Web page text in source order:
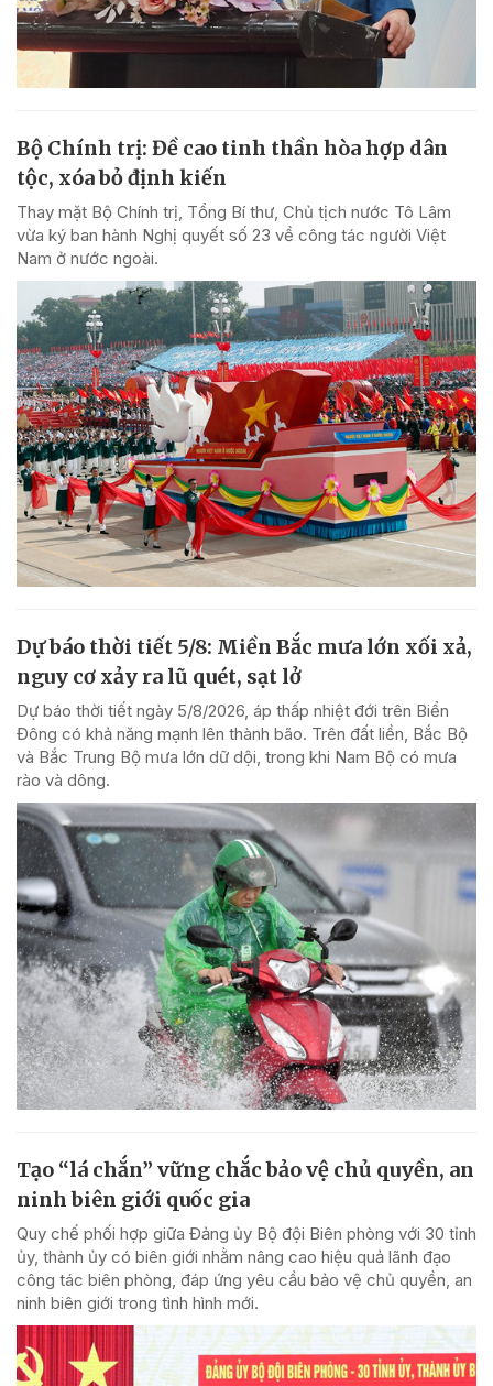
Bộ Chính trị: Đề cao tinh thần hòa hợp dân
tộc, xóa bỏ định kiến
Thay mặt Bộ Chính trị, Tổng Bí thư, Chủ tịch nước Tô Lâm
vừa ký ban hành Nghị quyết số 23 về công tác người Việt
Nam ở nước ngoài.
Dự báo thời tiết 5/8: Miền Bắc mưa lớn xối xả,
nguy cơ xảy ra lũ quét, sạt lở
Dự báo thời tiết ngày 5/8/2026, áp thấp nhiệt đới trên Biển
Đông có khả năng mạnh lên thành bão. Trên đất liền, Bắc Bộ
và Bắc Trung Bộ mưa lớn dữ dội, trong khi Nam Bộ có mưa
rào và dông.
Tạo “lá chắn” vững chắc bảo vệ chủ quyền, an
ninh biên giới quốc gia
Quy chế phối hợp giữa Đảng ủy Bộ đội Biên phòng với 30 tỉnh
ủy, thành ủy có biên giới nhằm nâng cao hiệu quả lãnh đạo
công tác biên phòng, đáp ứng yêu cầu bảo vệ chủ quyền, an
ninh biên giới trong tình hình mới.